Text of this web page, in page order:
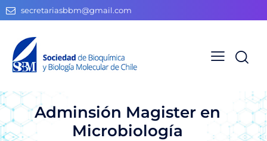
secretariasbbm@gmail.com
Adminsión Magister en
Microbiología